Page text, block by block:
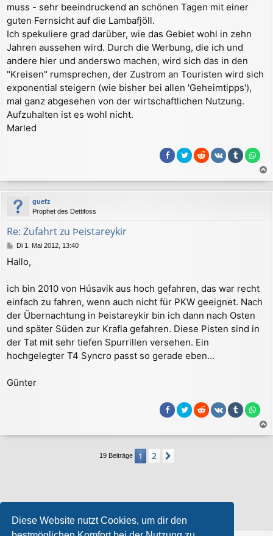
Diese Website nutzt Cookies, um dir den
muss - sehr beeindruckend an schönen Tagen mit einer
guten Fernsicht auf die Lambafjöll.
Ich spekuliere grad darüber, wie das Gebiet wohl in zehn
Jahren aussehen wird. Durch die Werbung, die ich und
andere hier und anderswo machen, wird sich das in den
"Kreisen" rumsprechen, der Zustrom an Touristen wird sich
exponential steigern (wie bisher bei allen 'Geheimtipps'),
mal ganz abgesehen von der wirtschaftlichen Nutzung.
Aufzuhalten ist es wohl nicht.
Marled
a
c
guefz
Prophet des Dettifoss
Re: Zufahrt zu Þeistareykir
B
i
r
a
g
Di 1. Mai 2012, 13:40
Hallo,
ich bin 2010 von Húsavik aus hoch gefahren, das war recht
einfach zu fahren, wenn auch nicht für PKW geeignet. Nach
der Übernachtung in Þeistareykir bin ich dann nach Osten
und später Süden zur Krafla gefahren. Diese Pisten sind in
der Tat mit sehr tiefen Spurrillen versehen. Ein
hochgelegter T4 Syncro passt so gerade eben...
Günter
a
19 Beiträge 1 2
Mitglieder in diesem Forum: ClaudeBot [Bot]und 0 Gäste